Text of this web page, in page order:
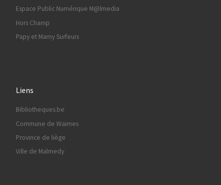
Espace Public Numérique M@lmedia
Hors Champ
Papy et Mamy Surfeurs
Liens
Bibliotheques.be
Commune de Waimes
Province de liège
Ville de Malmedy